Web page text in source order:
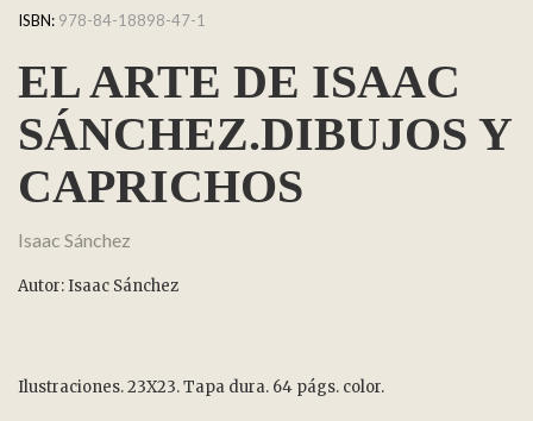
ISBN: 978-84-18898-47-1
EL ARTE DE ISAAC
SÁNCHEZ.DIBUJOS Y
CAPRICHOS
Isaac Sánchez
Autor: Isaac Sánchez
Ilustraciones. 23X23. Tapa dura. 64 págs. color.